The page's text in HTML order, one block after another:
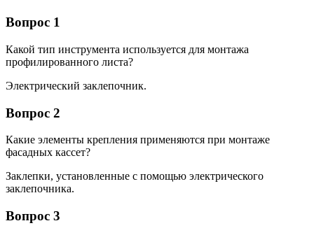
Вопрос 1
Какой тип инструмента используется для монтажа
профилированного листа?
Электрический заклепочник.
Вопрос 2
Какие элементы крепления применяются при монтаже
фасадных кассет?
Заклепки, установленные с помощью электрического
заклепочника.
Вопрос 3